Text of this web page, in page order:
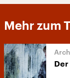
Mehr zum